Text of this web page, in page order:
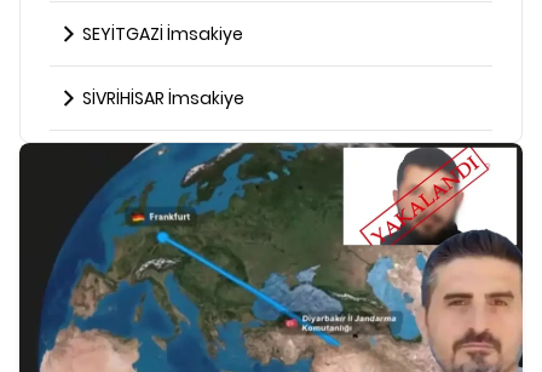
SEYİTGAZİ İmsakiye
SİVRİHİSAR İmsakiye